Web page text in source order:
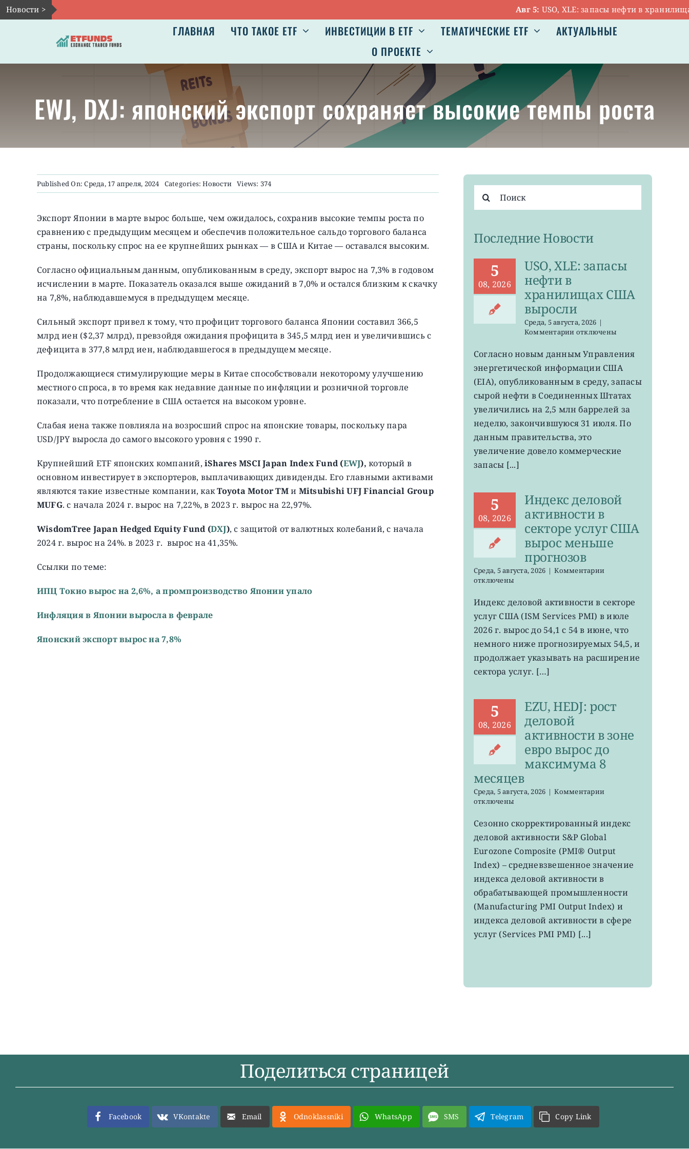
Skip
to
Новости > Авг 5:USO, XLE: запасы нефти в хранилищах
ГЛАВНАЯ ЧТО ТАКОЕ ETF ИНВЕСТИЦИИ В ETF ТЕМАТИЧЕСКИЕ ETF
АКТУАЛЬНЫЕ
О ПРОЕКТЕ
EWJ, DXJ: японский экспорт сохраняет высокие темпы роста
Published On: Среда, 17 апреля, 2024 Categories:Новости Views: 374
Экспорт Японии в марте вырос больше, чем ожидалось, сохранив высокие темпы роста по
сравнению с предыдущим месяцем и обеспечив положительное сальдо торгового баланса
страны, поскольку спрос на ее крупнейших рынках — в США и Китае — оставался высоким.
Согласно официальным данным, опубликованным в среду, экспорт вырос на 7,3% в годовом
исчислении в марте. Показатель оказался выше ожиданий в 7,0% и остался близким к скачку
на 7,8%, наблюдавшемуся в предыдущем месяце.
Сильный экспорт привел к тому, что профицит торгового баланса Японии составил 366,5
млрд иен ($2,37 млрд), превзойдя ожидания профицита в 345,5 млрд иен и увеличившись с
дефицита в 377,8 млрд иен, наблюдавшегося в предыдущем месяце.
Продолжающиеся стимулирующие меры в Китае способствовали некоторому улучшению
местного спроса, в то время как недавние данные по инфляции и розничной торговле
показали, что потребление в США остается на высоком уровне.
Слабая иена также повлияла на возросший спрос на японские товары, поскольку пара
USD/JPY выросла до самого высокого уровня с 1990 г.
Крупнейший ETF японских компаний, iShares MSCI Japan Index Fund (EWJ), который в
основном инвестирует в экспортеров, выплачивающих дивиденды. Его главными активами
являются такие известные компании, какToyota Motor TMи Mitsubishi UFJ Financial Group
MUFG. с начала 2024 г. вырос на 7,22%, в 2023 г. вырос на 22,97%.
WisdomTree Japan Hedged Equity Fund (DXJ), c защитой от валютных колебаний, с начала
2024 г. вырос на 24%. в 2023 г. вырос на 41,35%.
Ссылки по теме:
ИПЦ Токио вырос на 2,6%, а промпроизводство Японии упало
Инфляция в Японии выросла в феврале
Японский экспорт вырос на 7,8%
поиска:
Последние Новости
5
08, 2026
USO, XLE: запасы
нефти в
хранилищах США
выросли
Среда, 5 августа, 2026 |
Комментариик
USO,
запасы
нефти
хранилищах
США
выросли
отключены
Согласно новым данным Управления
энергетической информации США
(EIA), опубликованным в среду, запасы
сырой нефти в Соединенных Штатах
увеличились на 2,5 млн баррелей за
неделю, закончившуюся 31 июля. По
данным правительства, это
увеличение довело коммерческие
запасы [...]
5
08, 2026
Индекс деловой
активности в
секторе услуг США
вырос меньше
прогнозов
Среда, 5 августа, 2026 | Комментариик
деловой
активности
в
секторе
США
вырос
отключены
Индекс деловой активности в секторе
услуг США (ISM Services PMI) в июле
2026 г. вырос до 54,1 с 54 в июне, что
немного ниже прогнозируемых 54,5, и
продолжает указывать на расширение
сектора услуг. […]
5
08, 2026
EZU, HEDJ: рост
деловой
активности в зоне
евро вырос до
максимума 8
месяцев
Среда, 5 августа, 2026 | Комментариик
HEDJ:
рост
деловой
активности
в
зоне
до
максимума
8
месяцев
отключены
Сезонно скорректированный индекс
деловой активности S&P Global
Eurozone Composite (PMI® Output
Index) – средневзвешенное значение
индекса деловой активности в
обрабатывающей промышленности
(Manufacturing PMI Output Index) и
индекса деловой активности в сфере
услуг (Services PMI PMI) [...]
Поделиться страницей
Facebook VKontakte Email Odnoklassniki WhatsApp SMS Telegram Copy Link